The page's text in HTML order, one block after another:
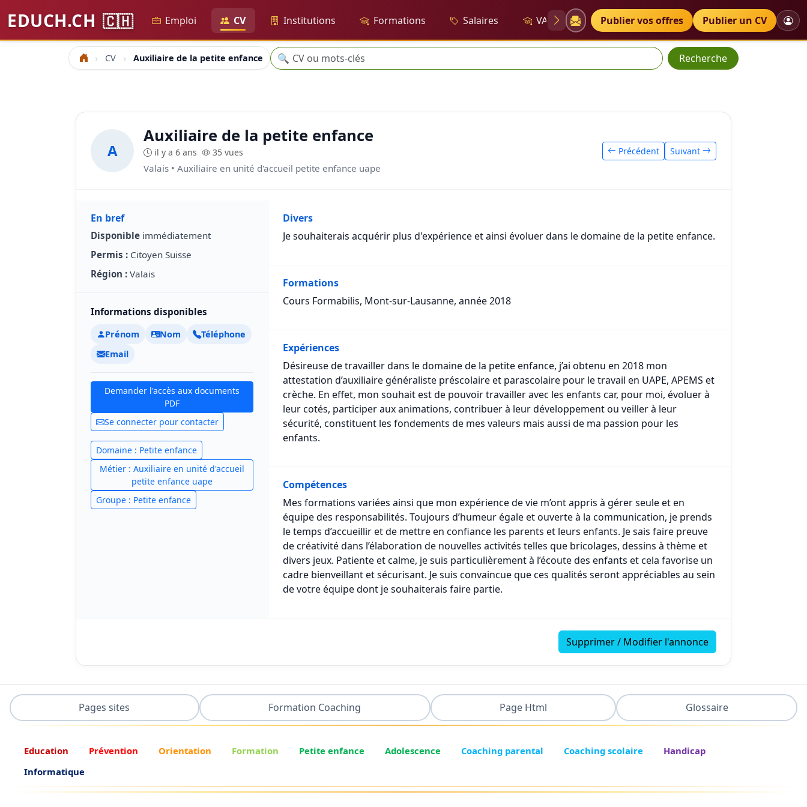
EDUCH.CH 🇨🇭 Emploi CV Institutions Formations Salaires VAE Diplômes Petites annonces
Publier vos offres Publier un CV
Accueil CV Auxiliaire de la petite enfance Recherche
🔍 Recherche
A
Auxiliaire de la petite enfance
il y a 6 ans 35 vues
Valais • Auxiliaire en unité d'accueil petite enfance uape
Précédent Suivant
En bref
Disponible immédiatement
Permis : Citoyen Suisse
Région : Valais
Informations disponibles
Prénom Nom
Téléphone
Email
Demander l'accès aux documents
PDF
Se connecter pour contacter
Domaine : Petite enfance
Métier : Auxiliaire en unité d'accueil
petite enfance uape
Groupe : Petite enfance
Divers
Je souhaiterais acquérir plus d'expérience et ainsi évoluer dans le domaine de la petite enfance.
Formations
Cours Formabilis, Mont-sur-Lausanne, année 2018
Expériences
Désireuse de travailler dans le domaine de la petite enfance, j’ai obtenu en 2018 mon
attestation d’auxiliaire généraliste préscolaire et parascolaire pour le travail en UAPE, APEMS et
crèche. En effet, mon souhait est de pouvoir travailler avec les enfants car, pour moi, évoluer à
leur cotés, participer aux animations, contribuer à leur développement ou veiller à leur
sécurité, constituent les fondements de mes valeurs mais aussi de ma passion pour les
enfants.
Compétences
Mes formations variées ainsi que mon expérience de vie m’ont appris à gérer seule et en
équipe des responsabilités. Toujours d’humeur égale et ouverte à la communication, je prends
le temps d’accueillir et de mettre en confiance les parents et leurs enfants. Je sais faire preuve
de créativité dans l’élaboration de nouvelles activités telles que bricolages, dessins à thème et
divers jeux. Patiente et calme, je suis particulièrement à l’écoute des enfants et cela favorise un
cadre bienveillant et sécurisant. Je suis convaincue que ces qualités seront appréciables au sein
de votre équipe dont je souhaiterais faire partie.
Supprimer / Modifier l'annonce
Pages sites Formation Coaching Page Html Glossaire
Education Prévention Orientation Formation Petite enfance Adolescence Coaching parental Coaching scolaire
Handicap
Informatique